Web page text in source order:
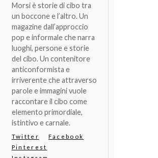
Morsi è storie di cibo tra
un boccone e l’altro. Un
magazine dall’approccio
pop e informale che narra
luoghi, persone e storie
del cibo. Un contenitore
anticonformista e
irriverente che attraverso
parole e immagini vuole
raccontare il cibo come
elemento primordiale,
istintivo e carnale.
Twitter
Facebook
Pinterest